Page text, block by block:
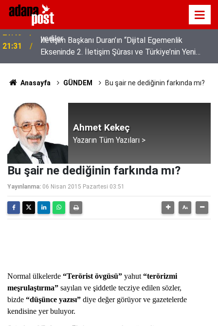
21:31
İletişim Başkanı Duran’ın “Dijital Egemenlik
Ekseninde 2. İletişim Şûrası ve Türkiye’nin Yeni
İletişim Vizyonu” başlıklı makales
Anasayfa GÜNDEM Bu şair ne dediğinin farkında mı?
Ahmet Kekeç
Yazarın Tüm Yazıları >
Bu şair ne dediğinin farkında mı?
Yayınlanma: 06 Nisan 2015 Pazartesi 03:51
Normal ülkelerde “Terörist övgüsü” yahut “terörizmi
meşrulaştırma” sayılan ve şiddetle tecziye edilen sözler,
bizde “düşünce yazısı” diye değer görüyor ve gazetelerde
kendisine yer buluyor.